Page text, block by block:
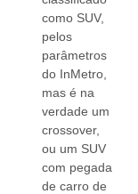
como SUV,
pelos
parâmetros
do InMetro,
mas é na
verdade um
crossover,
ou um SUV
com pegada
de carro de